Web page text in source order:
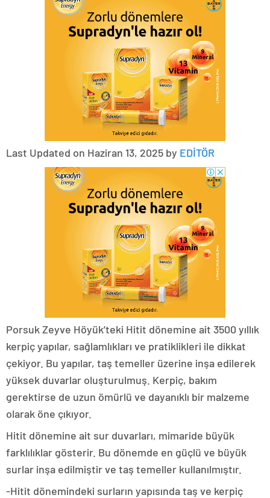
Last Updated on Haziran 13, 2025 by EDİTÖR
Porsuk Zeyve Höyük’teki Hitit dönemine ait 3500 yıllık
kerpiç yapılar, sağlamlıkları ve pratiklikleri ile dikkat
çekiyor. Bu yapılar, taş temeller üzerine inşa edilerek
yüksek duvarlar oluşturulmuş. Kerpiç, bakım
gerektirse de uzun ömürlü ve dayanıklı bir malzeme
olarak öne çıkıyor.
Hitit dönemine ait sur duvarları, mimaride büyük
farklılıklar gösterir. Bu dönemde en güçlü ve büyük
surlar inşa edilmiştir ve taş temeller kullanılmıştır.
-Hitit dönemindeki surların yapısında taş ve kerpiç